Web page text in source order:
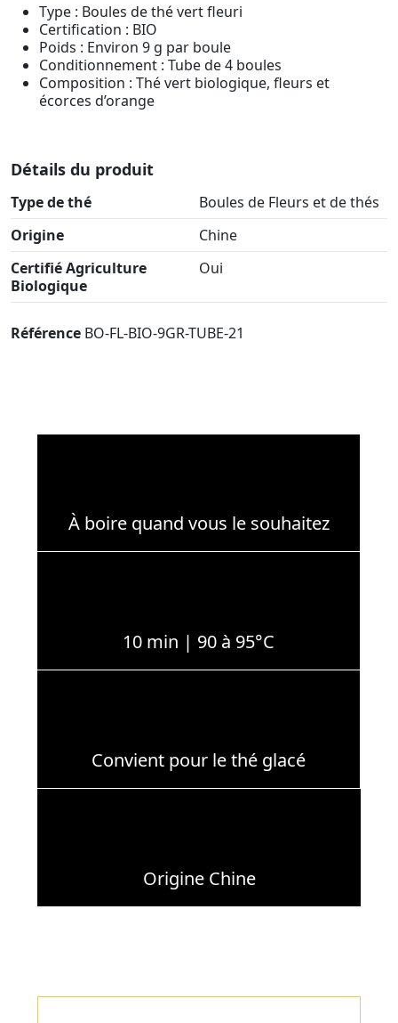
Type : Boules de thé vert fleuri
Certification : BIO
Poids : Environ 9 g par boule
Conditionnement : Tube de 4 boules
Composition : Thé vert biologique, fleurs et
écorces d’orange
Détails du produit
Type de thé
Boules de Fleurs et de thés
Origine
Chine
Certifié Agriculture
Biologique
Oui
Référence BO-FL-BIO-9GR-TUBE-21
À boire quand vous le souhaitez
10 min | 90 à 95°C
Convient pour le thé glacé
Origine Chine